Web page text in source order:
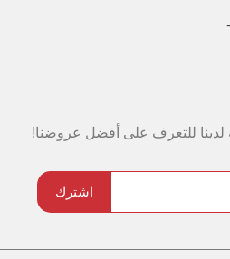
لدينا للتعرف على أفضل عروضنا!
اشترك